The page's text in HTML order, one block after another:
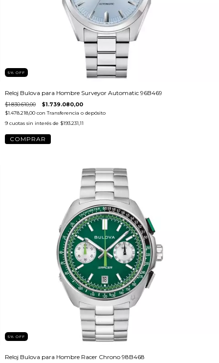
5% OFF
Reloj Bulova para Hombre Surveyor Automatic 96B469
$1.830.610,00 $1.739.080,00
$1.478.218,00 con Transferencia o depósito
9 cuotas sin interés de $193.231,11
5% OFF
Reloj Bulova para Hombre Racer Chrono 98B468